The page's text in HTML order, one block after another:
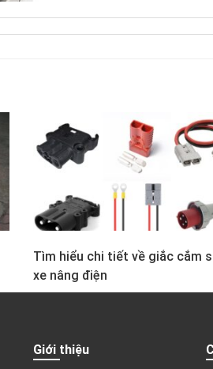
Tìm hiểu chi tiết về giắc cắm
xe nâng điện
Giới thiệu